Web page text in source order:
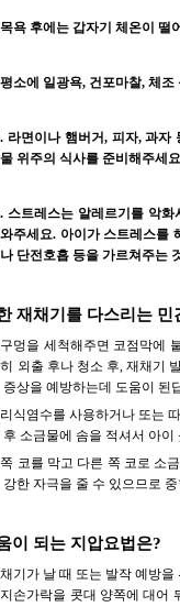
욕 후에는 갑자기 체온이 떨
소에 일광욕, 건포마찰, 체
라면이나 햄버거, 피자, 과자
위주의 식사를 준비해주세
스트레스는 알레르기를 악
주세요. 아이가 스트레스를
단전호흡 등을 가르쳐주는
재채기를 다스리는 민
멍을 세척해주면 코점막에
외출 후나 청소 후, 재채기
증상을 예방하는데 도움이 된
식염수를 사용하거나 또는
후 소금물에 솜을 적셔서 아
코를 막고 다른 쪽 코로 소
강한 자극을 줄 수 있으므로
이 되는 지압요법은?
기가 날 때 또는 발작 예방
손가락을 콧대 양쪽에 대어